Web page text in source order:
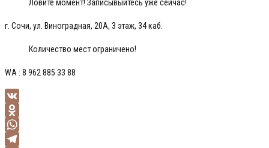
Ловите момент! Записывыйтесь уже сейчас!
г. Сочи, ул. Виноградная, 20А, 3 этаж, 34 каб.
Количество мест ограничено!
WA : 8 962 885 33 88
VK
Odnoklassniki
WhatsApp